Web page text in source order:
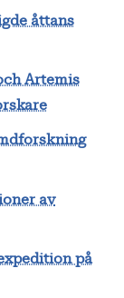
åttans
Artemis
av
på